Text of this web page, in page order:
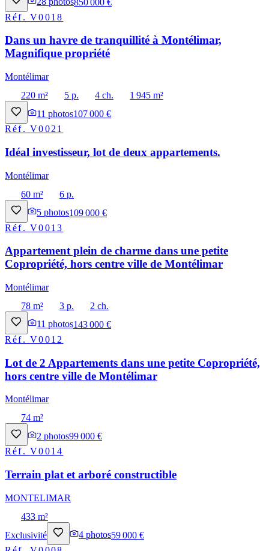
Réf.V0018
Dans un havre de tranquillité à Montélimar,
Magnifique propriété
Montélimar
220 m²
5 p. 4 ch.
1 945 m²
11 photos107 000 €
Réf.V0021
Idéal investisseur, lot de deux appartements.
Montélimar
60 m²
6 p.
5 photos109 000 €
Réf.V0013
Appartement plein de charme dans une petite
Copropriété, hors centre ville de Montélimar
Montélimar
78 m²
3 p.
2 ch.
11 photos143 000 €
Réf.V0012
Lot de 2 Appartements dans une petite Copropriété,
hors centre ville de Montélimar
Montélimar
74 m²
2 photos99 000 €
Réf.V0014
Terrain plat et arboré constructible
MONTELIMAR
433 m²
Exclusivité
4 photos59 000 €